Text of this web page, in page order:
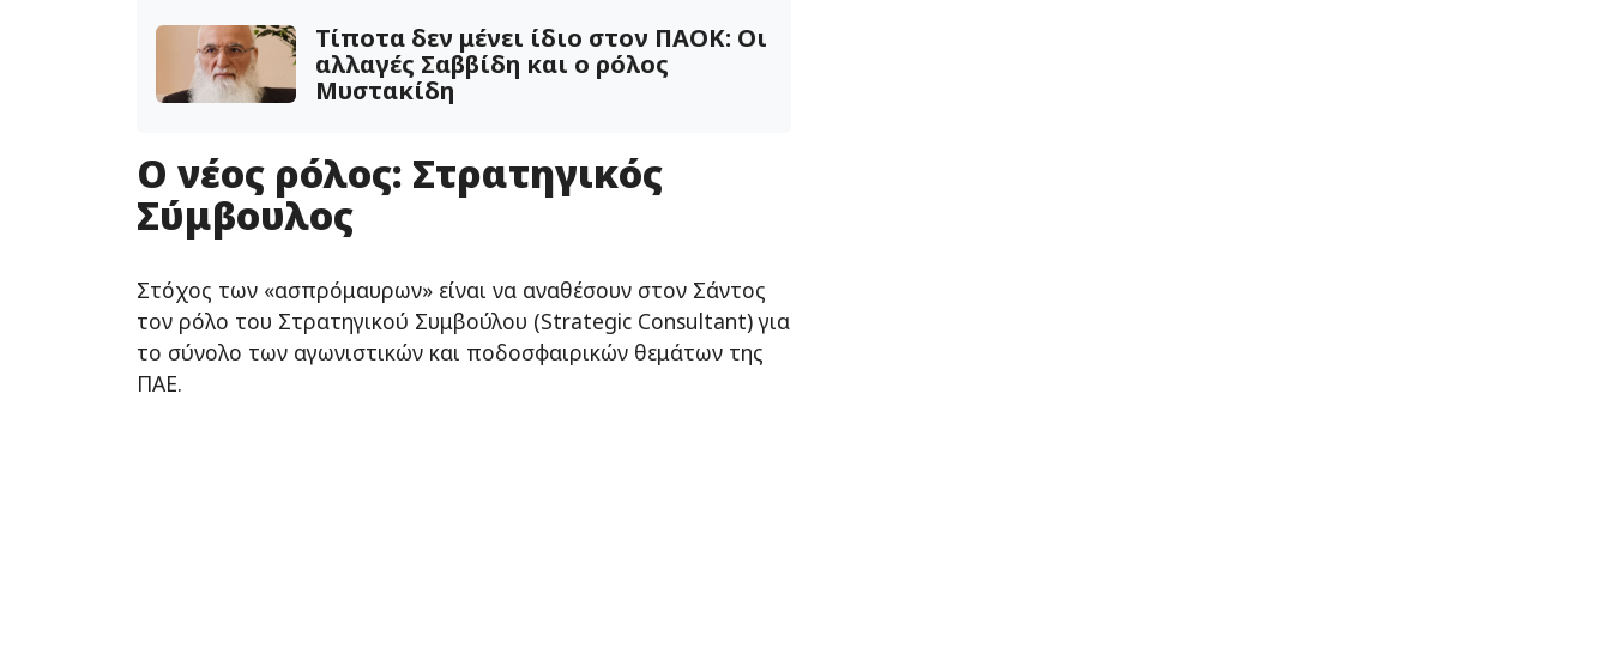
Τίποτα δεν μένει ίδιο στον ΠΑΟΚ: Οι
αλλαγές Σαββίδη και ο ρόλος
Μυστακίδη
Ο νέος ρόλος: Στρατηγικός
Σύμβουλος
Στόχος των «ασπρόμαυρων» είναι να αναθέσουν στον Σάντος
τον ρόλο του Στρατηγικού Συμβούλου (Strategic Consultant) για
το σύνολο των αγωνιστικών και ποδοσφαιρικών θεμάτων της
ΠΑΕ.